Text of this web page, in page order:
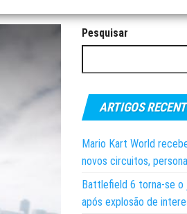
Pesquisar
ARTIGOS
Mario Kart World
novos circuitos,
Battlefield 6 torna-se o
após explosão de